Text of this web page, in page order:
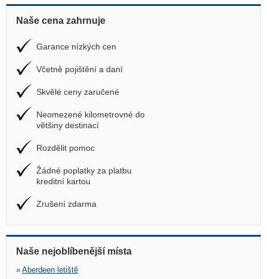
Naše cena zahrnuje
Garance nízkých cen
Včetně pojištění a daní
Skvělé ceny zaručené
Neomezené kilometrovné do
většiny destinací
Rozdělit pomoc
Žádné poplatky za platbu
kreditní kartou
Zrušení zdarma
Naše nejoblíbenější místa
» Aberdeen letiště